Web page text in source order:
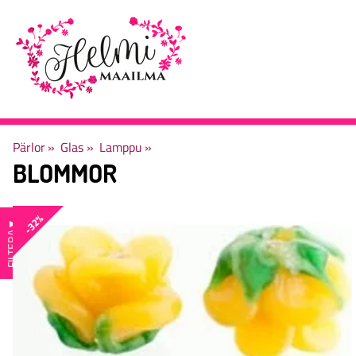
Pärlor‪» Glas ‪» Lamppu ‪»
BLOMMOR
FILTERA
▼ -32%